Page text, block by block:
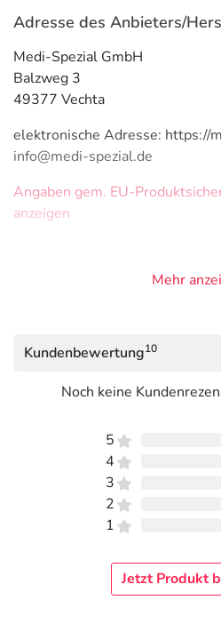
Adresse des Anbieters/
Medi-Spezial GmbH
Balzweg 3
49377 Vechta
elektronische Adresse: https://
info@medi-spezial.de
Angaben gem. EU-
anzeigen
Mehr
Kundenbewertung10
Noch keine
5
4
3
2
1
Jetzt Produkt